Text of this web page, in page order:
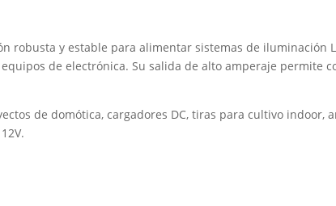
robusta y estable para alimentar sistemas de iluminación
equipos de electrónica. Su salida de alto amperaje permite
de domótica, cargadores DC, tiras para cultivo indoor,